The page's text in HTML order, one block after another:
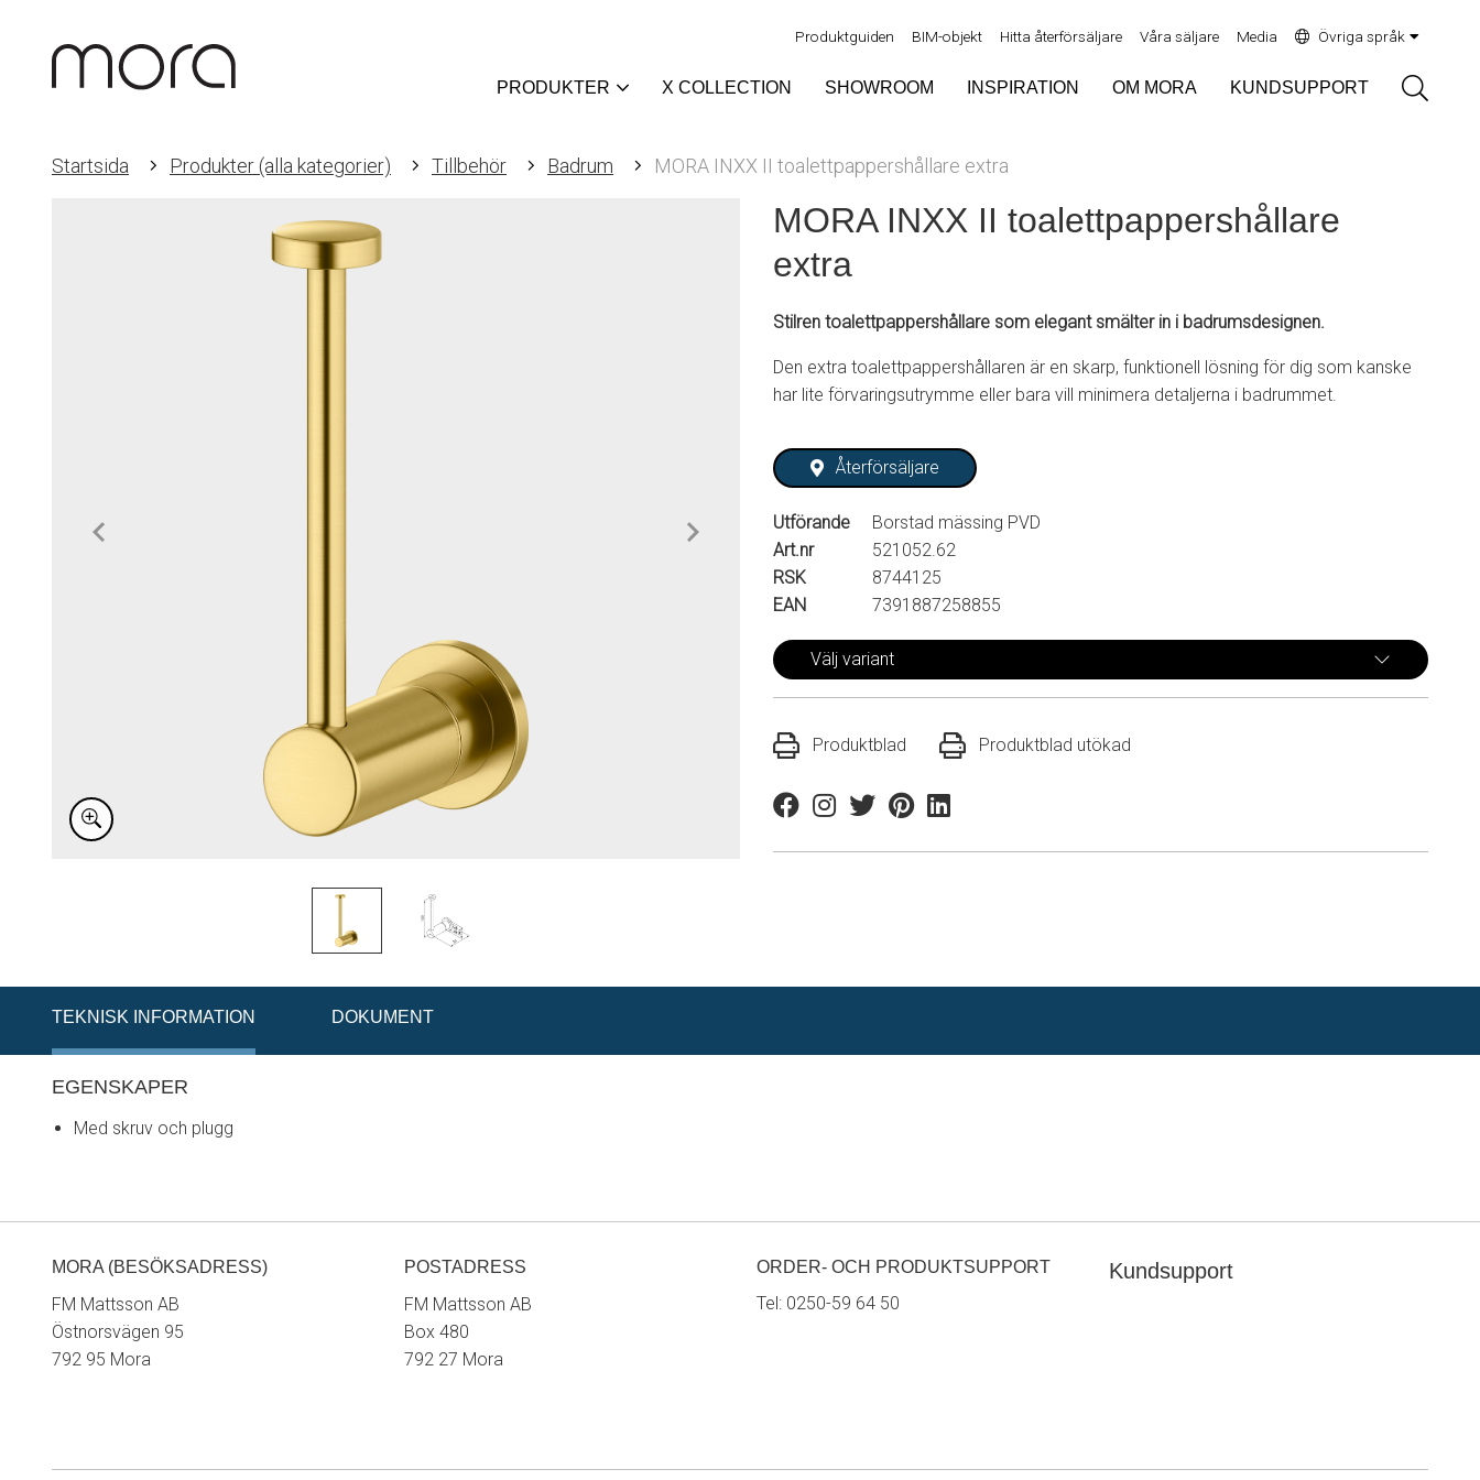
Produktguiden BIM-objekt Hitta återförsäljare Våra säljare Media Övriga språk
PRODUKTER X COLLECTION SHOWROOM INSPIRATION OM MORA KUNDSUPPORT
Startsida Produkter (alla kategorier) Tillbehör Badrum MORA INXX II toalettpappershållare extra
MORA INXX II toalettpappershållare
extra
Stilren toalettpappershållare som elegant smälter in i badrumsdesignen.
Den extra toalettpappershållaren är en skarp, funktionell lösning för dig som kanske
har lite förvaringsutrymme eller bara vill minimera detaljerna i badrummet.
Återförsäljare
Utförande
Borstad mässing PVD
Art.nr
521052.62
RSK
8744125
EAN
7391887258855
Välj variant
Produktblad Produktblad utökad
FacebookInstagram
TwitterPinterestLinkedin
TEKNISK INFORMATION DOKUMENT
EGENSKAPER
Med skruv och plugg
MORA (BESÖKSADRESS)
FM Mattsson AB
Östnorsvägen 95
792 95 Mora
POSTADRESS
FM Mattsson AB
Box 480
792 27 Mora
ORDER- OCH PRODUKTSUPPORT
Tel: 0250-59 64 50
Kundsupport